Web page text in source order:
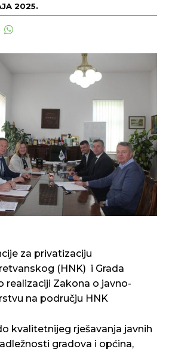
2025.
za privatizaciju
(HNK) i Grada
realizaciji Zakona o javno-
na području HNK
kvalitetnijeg rješavanja javnih
gradova i općina,